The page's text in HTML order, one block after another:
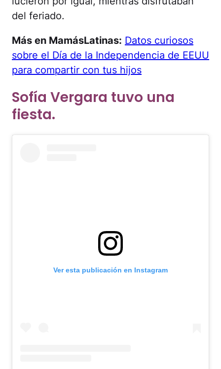
del feriado.
Más en MamásLatinas: Datos curiosos
sobre el Día de la Independencia de EEUU
para compartir con tus hijos
Sofía Vergara tuvo una
fiesta.
Ver esta publicación en Instagram